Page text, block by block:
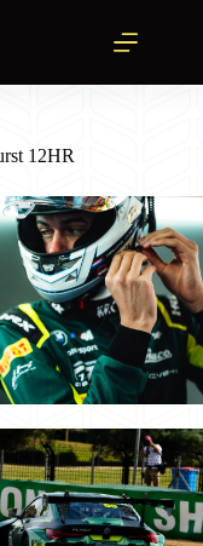
12HR